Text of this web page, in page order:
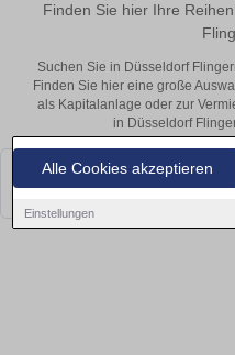
Alle Cookies akzeptieren
Einstellungen
Finden Sie hier Ihre
Suchen Sie in Düsseldorf
Finden Sie hier eine große
als Kapitalanlage oder zur
in Düsseldorf
Leider konnten wir derzeit keine
bald wieder vorbei!